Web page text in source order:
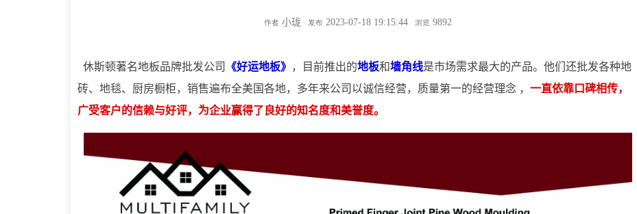
作者 小珑 发布 2023-07-18 19:15:44 浏览 9892
休斯顿著名地板品牌批发公司 《好运地板》 ，目前推出的地板和墙角线是市场需求最大的产品。他们还批发各种地
砖、地毯、厨房橱柜，销售遍布全美国各地，多年来公司以诚信经营，质量第一的经营理念 ， 一直依靠口碑相传，
广受客户的信赖与好评，为企业赢得了良好的知名度和美誉度。